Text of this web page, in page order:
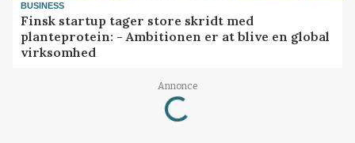
BUSINESS
Finsk startup tager store skridt med
planteprotein: - Ambitionen er at blive en global
virksomhed
Annonce
Loading...